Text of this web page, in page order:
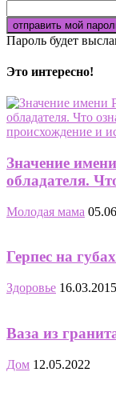
Пароль будет
Это интересно!
Значение
обладателя.
Молодая мама
Герпес на
Здоровье 16.03.2015
Ваза из
Дом 12.05.2022